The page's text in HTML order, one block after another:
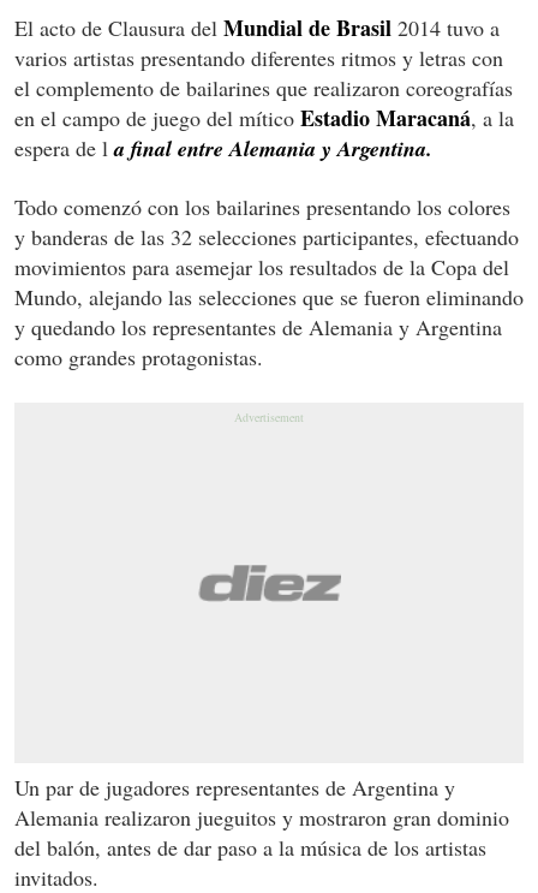
El acto de Clausura del Mundial de Brasil 2014 tuvo a
varios artistas presentando diferentes ritmos y letras con
el complemento de bailarines que realizaron coreografías
en el campo de juego del mítico Estadio Maracaná, a la
espera de la final entre Alemania y Argentina.
Todo comenzó con los bailarines presentando los colores
y banderas de las 32 selecciones participantes, efectuando
movimientos para asemejar los resultados de la Copa del
Mundo, alejando las selecciones que se fueron eliminando
y quedando los representantes de Alemania y Argentina
como grandes protagonistas.
Un par de jugadores representantes de Argentina y
Alemania realizaron jueguitos y mostraron gran dominio
del balón, antes de dar paso a la música de los artistas
invitados.